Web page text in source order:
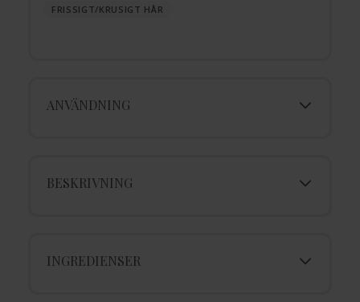
FRISSIGT/KRUSIGT HÅR
ANVÄNDNING
BESKRIVNING
INGREDIENSER